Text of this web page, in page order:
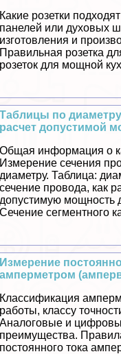
Какие розетки
панелей или духовых
изготовления и
Правильная розетка
розеток для мощной
Таблицы по
расчет допустимой
Общая информация о
Измерение сечения
диаметру. Таблица:
сечение провода, как
допустимую мощность
Сечение сегментного
Измерение
амперметром
Классификация
работы, классу
Аналоговые и
преимущества.
постоянного тока